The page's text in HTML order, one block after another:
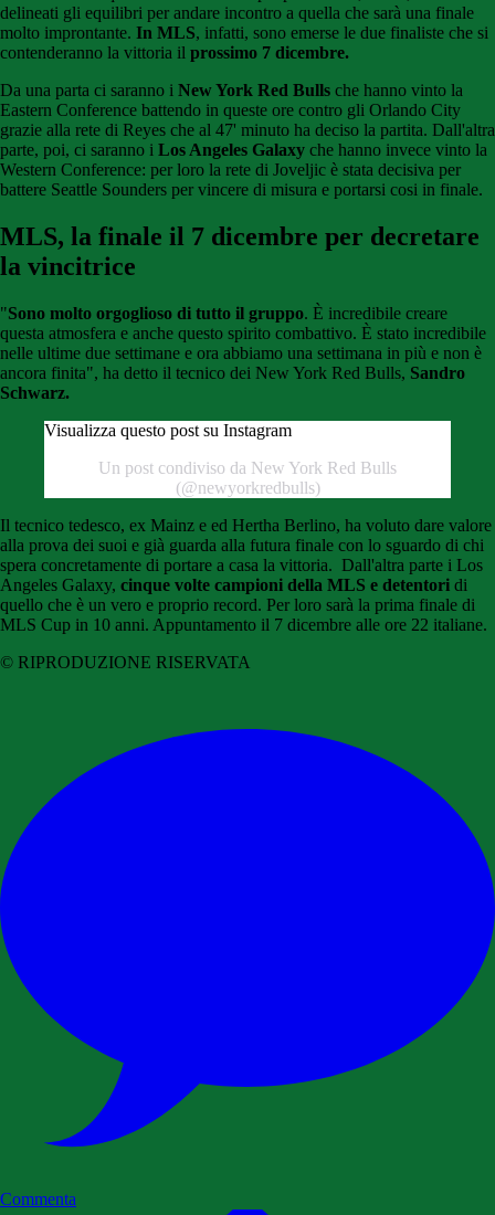
delineati gli equilibri per andare incontro a quella che sarà una finale
molto improntante. In MLS, infatti, sono emerse le due finaliste che si
contenderanno la vittoria il prossimo 7 dicembre.
Da una parta ci saranno i New York Red Bulls che hanno vinto la
Eastern Conference battendo in queste ore contro gli Orlando City
grazie alla rete di Reyes che al 47' minuto ha deciso la partita. Dall'altra
parte, poi, ci saranno i Los Angeles Galaxy che hanno invece vinto la
Western Conference: per loro la rete di Joveljic è stata decisiva per
battere Seattle Sounders per vincere di misura e portarsi cosi in finale.
MLS, la finale il 7 dicembre per decretare
la vincitrice
"Sono molto orgoglioso di tutto il gruppo. È incredibile creare
questa atmosfera e anche questo spirito combattivo. È stato incredibile
nelle ultime due settimane e ora abbiamo una settimana in più e non è
ancora finita", ha detto il tecnico dei New York Red Bulls, Sandro
Schwarz.
Visualizza questo post su Instagram
Un post condiviso da New York Red Bulls
(@newyorkredbulls)
Il tecnico tedesco, ex Mainz e ed Hertha Berlino, ha voluto dare valore
alla prova dei suoi e già guarda alla futura finale con lo sguardo di chi
spera concretamente di portare a casa la vittoria. Dall'altra parte i Los
Angeles Galaxy, cinque volte campioni della MLS e detentori di
quello che è un vero e proprio record. Per loro sarà la prima finale di
MLS Cup in 10 anni. Appuntamento il 7 dicembre alle ore 22 italiane.
© RIPRODUZIONE RISERVATA
Commenta